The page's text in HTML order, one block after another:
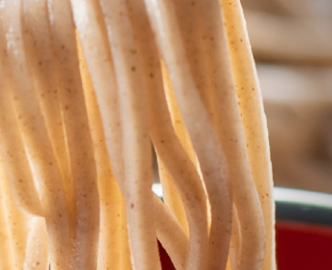
調理レシピ
商品ラインナップ